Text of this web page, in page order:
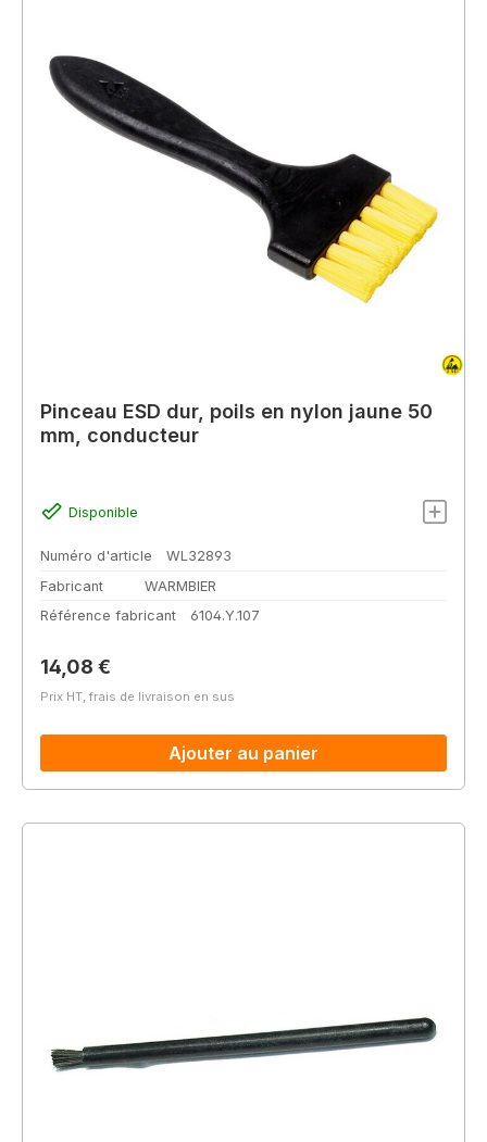
Pinceau ESD dur, poils en nylon jaune 50
mm, conducteur
Disponible
Numéro d'article
WL32893
Fabricant
WARMBIER
Référence fabricant
6104.Y.107
Prix régulier :
14,08 €
Prix HT, frais de livraison en sus
Ajouter au panier